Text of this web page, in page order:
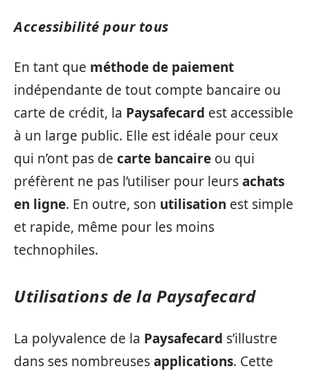
Accessibilité pour tous
En tant que méthode de paiement
indépendante de tout compte bancaire ou
carte de crédit, la Paysafecard est accessible
à un large public. Elle est idéale pour ceux
qui n’ont pas de carte bancaire ou qui
préfèrent ne pas l’utiliser pour leursachats
en ligne. En outre, son utilisation est simple
et rapide, même pour les moins
technophiles.
Utilisations de la Paysafecard
La polyvalence de la Paysafecard s’illustre
dans ses nombreusesapplications. Cette